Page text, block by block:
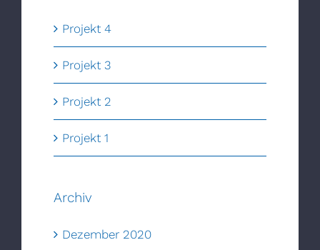
Projekt 4
Projekt 3
Projekt 2
Projekt 1
Archiv
Dezember 2020